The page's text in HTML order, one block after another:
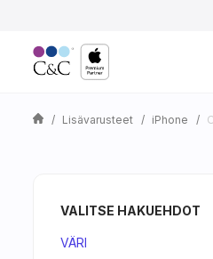
Lisävarusteet iPhone
VALITSE HAKUEHDOT
VÄRI